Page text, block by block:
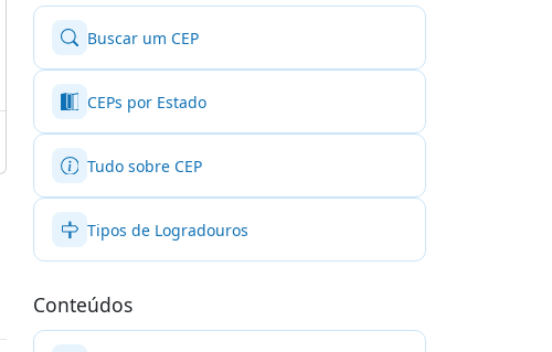
Buscar um CEP
CEPs por Estado
Tudo sobre CEP
Tipos de Logradouros
Conteúdos